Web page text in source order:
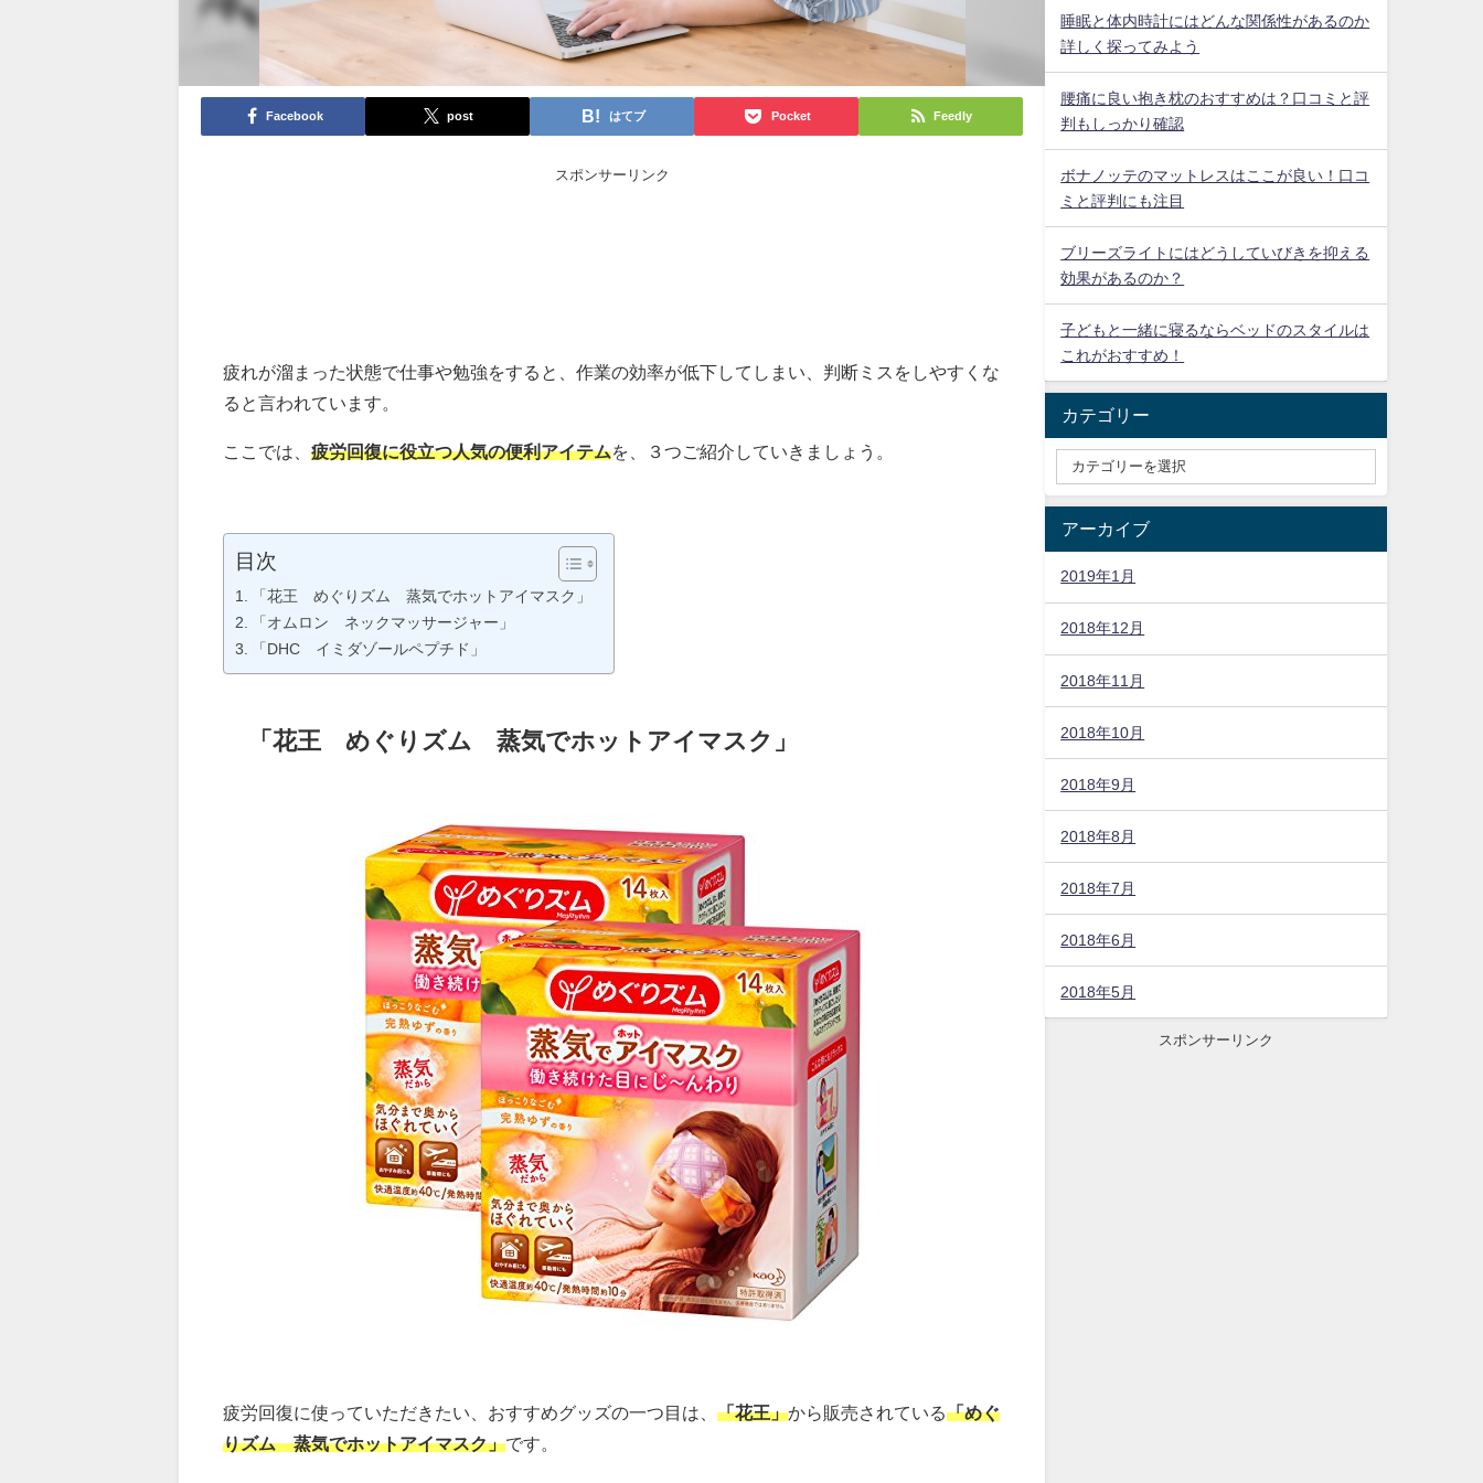
Facebook post はてブ Pocket Feedly
スポンサーリンク
疲れが溜まった状態で仕事や勉強をすると、作業の効率が低下してしまい、判断ミスをしやすくな
ると言われています。
ここでは、疲労回復に役立つ人気の便利アイテムを、３つご紹介していきましょう。
目次
「花王 めぐりズム 蒸気でホットアイマスク」
「オムロン ネックマッサージャー」
「DHC イミダゾールペプチド」
「花王 めぐりズム 蒸気でホットアイマスク」
疲労回復に使っていただきたい、おすすめグッズの一つ目は、「花王」から販売されている「めぐ
りズム 蒸気でホットアイマスク」です。
睡眠と体内時計にはどんな関係性があるのか
詳しく探ってみよう
腰痛に良い抱き枕のおすすめは？口コミと評
判もしっかり確認
ボナノッテのマットレスはここが良い！口コ
ミと評判にも注目
ブリーズライトにはどうしていびきを抑える
効果があるのか？
子どもと一緒に寝るならベッドのスタイルは
これがおすすめ！
カテゴリー
アーカイブ
2019年1月
2018年12月
2018年11月
2018年10月
2018年9月
2018年8月
2018年7月
2018年6月
2018年5月
スポンサーリンク